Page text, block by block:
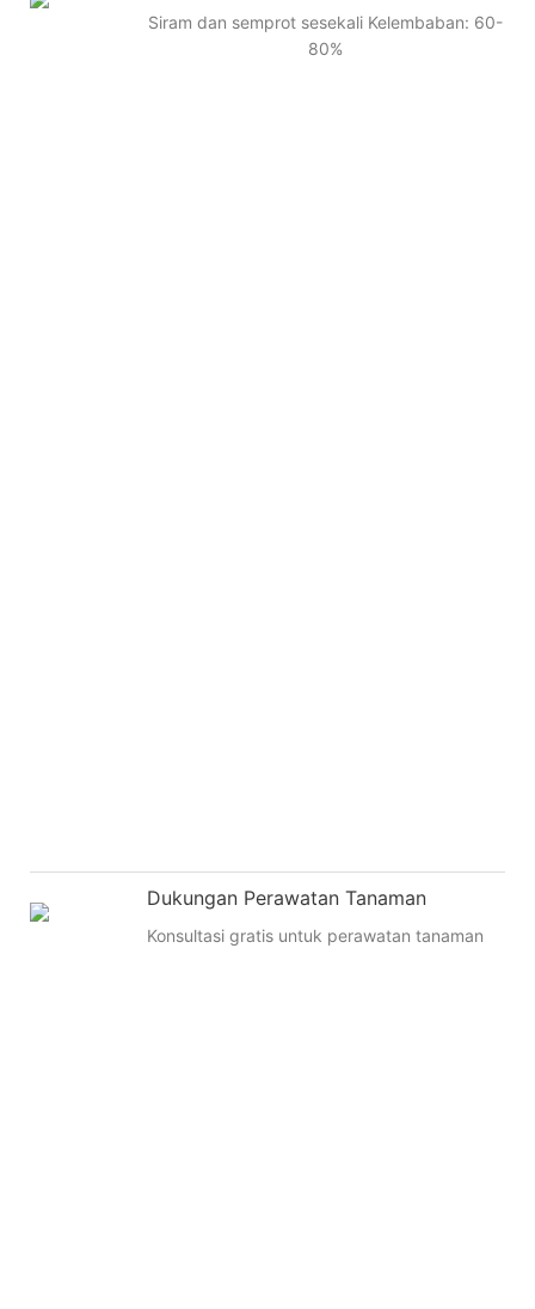
Siram dan semprot sesekali Kelembaban: 60-
80%
Dukungan Perawatan Tanaman
Konsultasi gratis untuk perawatan tanaman